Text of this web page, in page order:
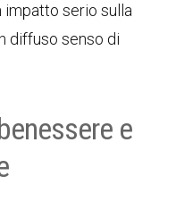
impatto serio sulla
diffuso senso di
e